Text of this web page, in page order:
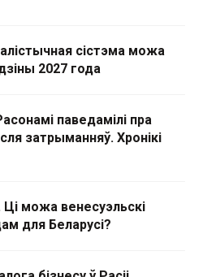
сістэма можа
2027 года
паведамілі пра
затрыманняў. Хронікі
можа венесуэльскі
для Беларусі?